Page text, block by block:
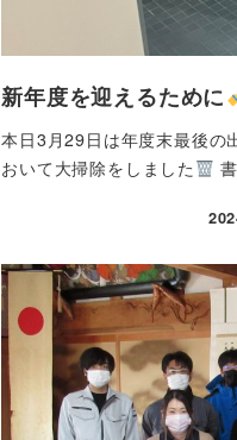
新年度を迎えるために
本日3月29日は年度末最後の
おいて大掃除をしました
投